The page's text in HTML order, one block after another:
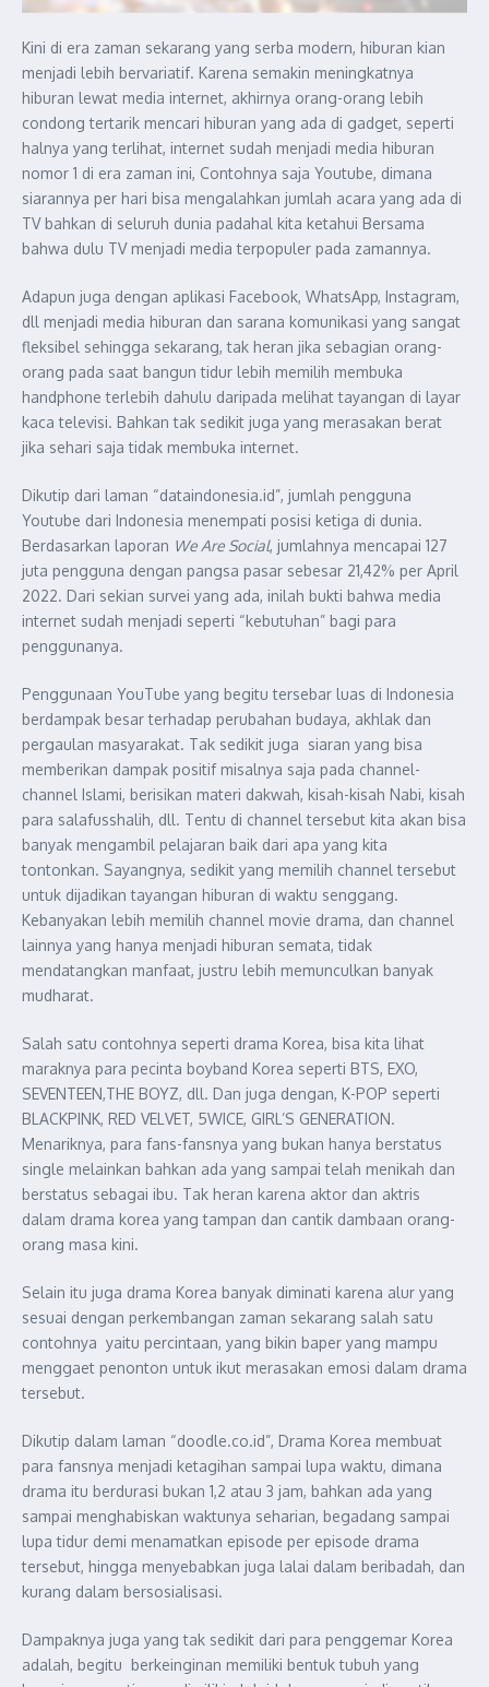
Kini di era zaman sekarang yang serba modern, hiburan kian
menjadi lebih bervariatif. Karena semakin meningkatnya
hiburan lewat media internet, akhirnya orang-orang lebih
condong tertarik mencari hiburan yang ada di gadget, seperti
halnya yang terlihat, internet sudah menjadi media hiburan
nomor 1 di era zaman ini, Contohnya saja Youtube, dimana
siarannya per hari bisa mengalahkan jumlah acara yang ada di
TV bahkan di seluruh dunia padahal kita ketahui Bersama
bahwa dulu TV menjadi media terpopuler pada zamannya.
Adapun juga dengan aplikasi Facebook, WhatsApp, Instagram,
dll menjadi media hiburan dan sarana komunikasi yang sangat
fleksibel sehingga sekarang, tak heran jika sebagian orang-
orang pada saat bangun tidur lebih memilih membuka
handphone terlebih dahulu daripada melihat tayangan di layar
kaca televisi. Bahkan tak sedikit juga yang merasakan berat
jika sehari saja tidak membuka internet.
Dikutip dari laman “dataindonesia.id”, jumlah pengguna
Youtube dari Indonesia menempati posisi ketiga di dunia.
Berdasarkan laporan We Are Social, jumlahnya mencapai 127
juta pengguna dengan pangsa pasar sebesar 21,42% per April
2022. Dari sekian survei yang ada, inilah bukti bahwa media
internet sudah menjadi seperti “kebutuhan” bagi para
penggunanya.
Penggunaan YouTube yang begitu tersebar luas di Indonesia
berdampak besar terhadap perubahan budaya, akhlak dan
pergaulan masyarakat. Tak sedikit juga siaran yang bisa
memberikan dampak positif misalnya saja pada channel-
channel Islami, berisikan materi dakwah, kisah-kisah Nabi, kisah
para salafusshalih, dll. Tentu di channel tersebut kita akan bisa
banyak mengambil pelajaran baik dari apa yang kita
tontonkan. Sayangnya, sedikit yang memilih channel tersebut
untuk dijadikan tayangan hiburan di waktu senggang.
Kebanyakan lebih memilih channel movie drama, dan channel
lainnya yang hanya menjadi hiburan semata, tidak
mendatangkan manfaat, justru lebih memunculkan banyak
mudharat.
Salah satu contohnya seperti drama Korea, bisa kita lihat
maraknya para pecinta boyband Korea seperti BTS, EXO,
SEVENTEEN,THE BOYZ, dll. Dan juga dengan, K-POP seperti
BLACKPINK, RED VELVET, 5WICE, GIRL’S GENERATION.
Menariknya, para fans-fansnya yang bukan hanya berstatus
single melainkan bahkan ada yang sampai telah menikah dan
berstatus sebagai ibu. Tak heran karena aktor dan aktris
dalam drama korea yang tampan dan cantik dambaan orang-
orang masa kini.
Selain itu juga drama Korea banyak diminati karena alur yang
sesuai dengan perkembangan zaman sekarang salah satu
contohnya yaitu percintaan, yang bikin baper yang mampu
menggaet penonton untuk ikut merasakan emosi dalam drama
tersebut.
Dikutip dalam laman “doodle.co.id”, Drama Korea membuat
para fansnya menjadi ketagihan sampai lupa waktu, dimana
drama itu berdurasi bukan 1,2 atau 3 jam, bahkan ada yang
sampai menghabiskan waktunya seharian, begadang sampai
lupa tidur demi menamatkan episode per episode drama
tersebut, hingga menyebabkan juga lalai dalam beribadah, dan
kurang dalam bersosialisasi.
Dampaknya juga yang tak sedikit dari para penggemar Korea
adalah, begitu berkeinginan memiliki bentuk tubuh yang